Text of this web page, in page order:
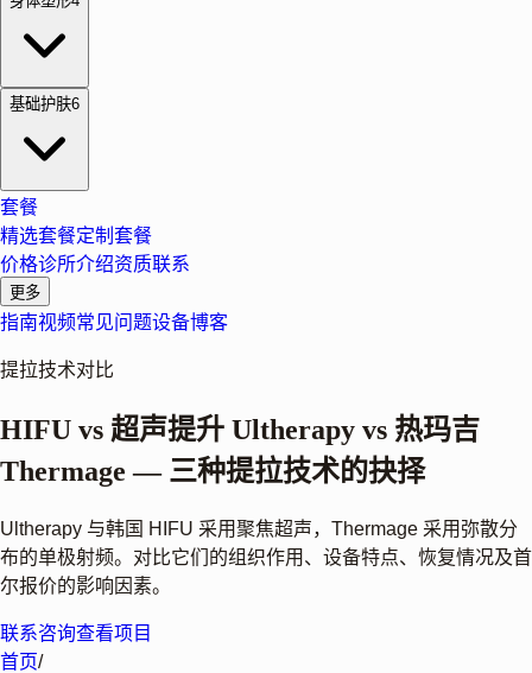
基础护肤6
套餐
精选套餐定制套餐
价格诊所介绍资质联系
更多
指南视频常见问题设备博客
提拉技术对比
HIFU vs 超声提升 Ultherapy vs 热玛吉
Thermage — 三种提拉技术的抉择
Ultherapy 与韩国 HIFU 采用聚焦超声，Thermage 采用弥散分
布的单极射频。对比它们的组织作用、设备特点、恢复情况及首
尔报价的影响因素。
联系咨询查看项目
首页/